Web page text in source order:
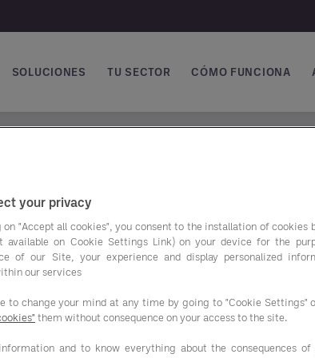
principal
SOLUCIONES TU SECTOR CÓMO FUNCIONA
de l’hôtellerie depuis
établissements en literie, en linge et pour toute la
spécifiques des Hôteliers et des
les Architectes et Décorateurs pour
your privacy
"Accept all cookies", you consent to the installation of cookies
available on Cookie Settings Link) on your device for the
of our Site, your experience and display personalized
our services
to change your mind at any time by going to "Cookie Settings"
them without consequence on your access to the site.
and to know everything about the consequences